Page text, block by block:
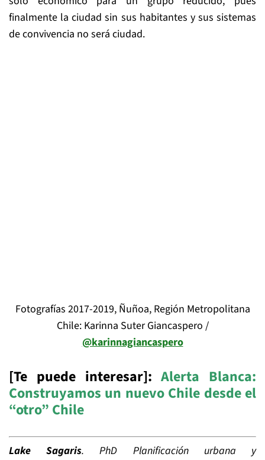
finalmente la ciudad sin sus habitantes y sus sistemas
de convivencia no será ciudad.
Fotografías 2017-2019, Ñuñoa, Región Metropolitana
Chile: Karinna Suter Giancaspero /
@karinnagiancaspero
[Te puede interesar]:Alerta Blanca:
Construyamos un nuevo Chile desde el
“otro” Chile
Lake Sagaris.PhD Planificación urbana y